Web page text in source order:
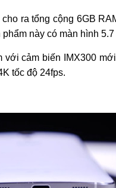
ra tổng cộng 6GB
này có màn hình
cảm biến IMX300
tốc độ 24fps.